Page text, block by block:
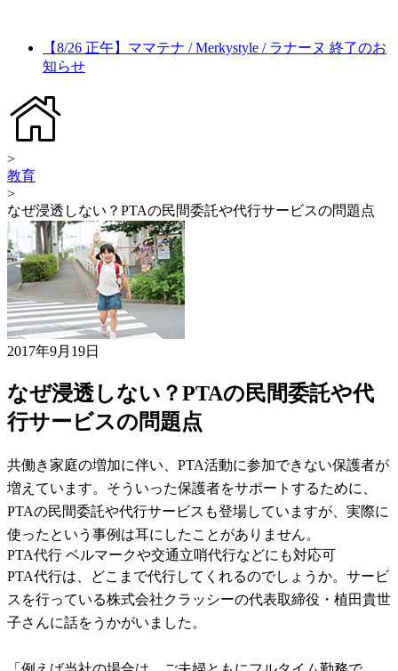
【8/26 正午】ママテナ / Merkystyle / ラナーヌ 終了のお
知らせ
>
教育
>
なぜ浸透しない？PTAの民間委託や代行サービスの問題点
2017年9月19日
なぜ浸透しない？PTAの民間委託や代
行サービスの問題点
共働き家庭の増加に伴い、PTA活動に参加できない保護者が
増えています。そういった保護者をサポートするために、
PTAの民間委託や代行サービスも登場していますが、実際に
使ったという事例は耳にしたことがありません。
PTA代行 ベルマークや交通立哨代行などにも対応可
PTA代行は、どこまで代行してくれるのでしょうか。サービ
スを行っている株式会社クラッシーの代表取締役・植田貴世
子さんに話をうかがいました。